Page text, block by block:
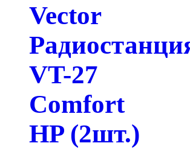
Vector
VT-27
Comfort
HP (2шт.)